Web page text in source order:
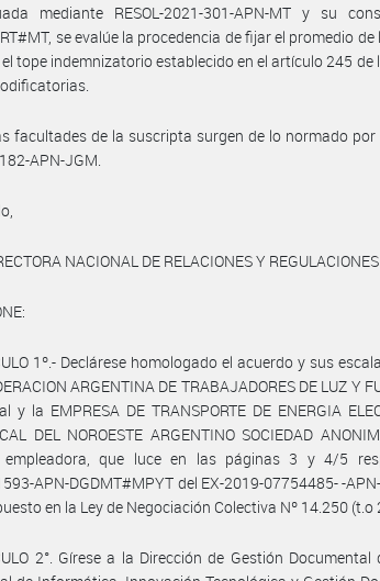
mediante RESOL-2021-301-APN-MT y su
se evalúe la procedencia de fijar el promedio
tope indemnizatorio establecido en el artículo 245 de
facultades de la suscripta surgen de lo normado
APN-JGM.
NACIONAL DE RELACIONES Y
1º.- Declárese homologado el acuerdo y sus
ARGENTINA DE TRABAJADORES DE LUZ Y
y la EMPRESA DE TRANSPORTE DE ENERGIA
DEL NOROESTE ARGENTINO SOCIEDAD
que luce en las páginas 3 y 4/5
APN-DGDMT#MPYT del EX-2019-07754485- -
en la Ley de Negociación Colectiva Nº 14.250 (t.o
2°. Gírese a la Dirección de Gestión